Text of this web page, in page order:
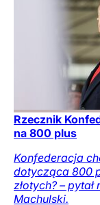
Rzecznik
na 800 plus
Konfederacja
dotycząca 800
złotych? –
Machulski.